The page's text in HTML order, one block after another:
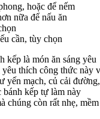
hoặc để nếm
nữa để nấu ăn
cần, tùy chọn
kếp là món ăn sáng yêu
thích công thức này
yến mạch, củ cải đường,
bánh kếp tự làm này
chúng còn rất nhẹ, mềm